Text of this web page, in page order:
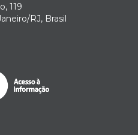
119
RJ, Brasil